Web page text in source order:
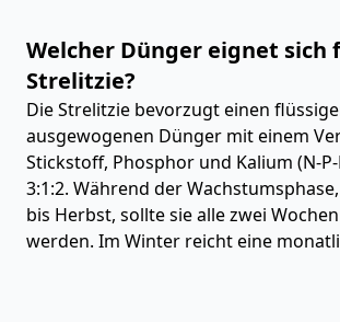
Welcher Dünger eignet sich
Strelitzie?
Die Strelitzie bevorzugt einen
ausgewogenen Dünger mit einem
Stickstoff, Phosphor und Kalium (N-
3:1:2. Während der
bis Herbst, sollte sie alle zwei
werden. Im Winter reicht eine